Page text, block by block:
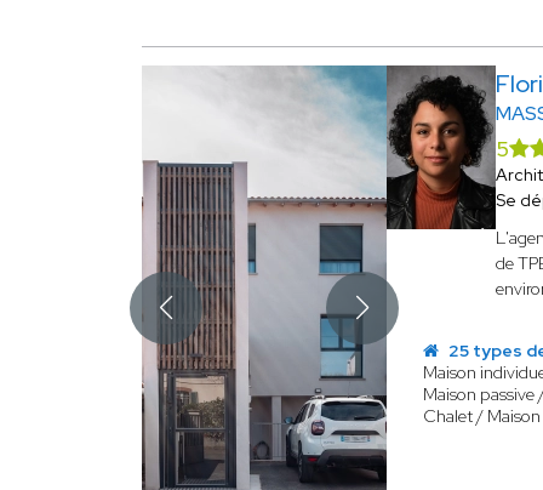
5
Se
de
25 types
Maison
Maison passive
Chalet /